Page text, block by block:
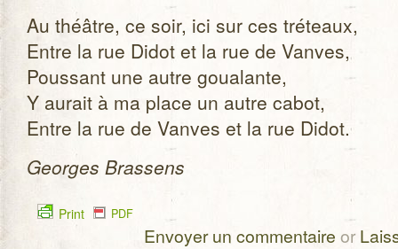
Au théâtre, ce soir, ici sur ces tré­teaux,
Entre la rue Didot et la rue de Vanves,
Pous­sant une autre goua­lante,
Y aurait à ma place un autre cabot,
Entre la rue de Vanves et la rue Didot.
Georges Bras­sens
Print PDF
Envoyer un commentaire or